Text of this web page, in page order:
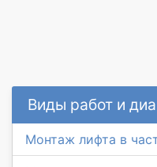
Виды работ и
Монтаж лифта в